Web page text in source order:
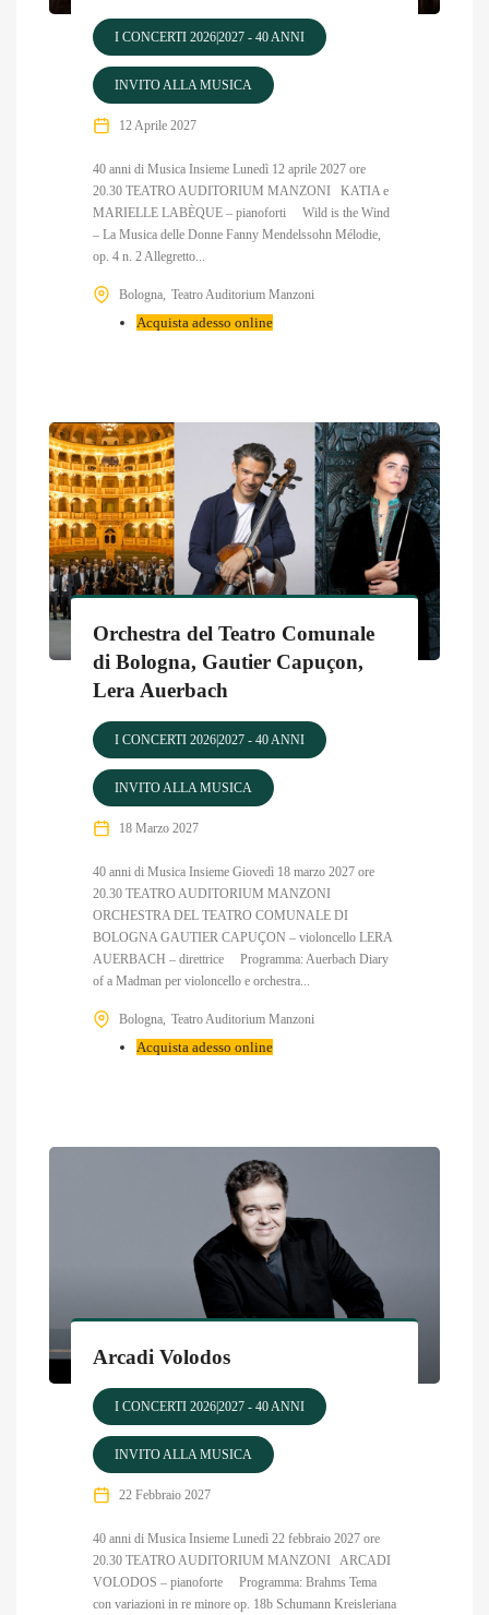
I CONCERTI 2026|2027 - 40 ANNI
INVITO ALLA MUSICA
12 Aprile 2027
40 anni di Musica Insieme Lunedì 12 aprile 2027 ore
20.30 TEATRO AUDITORIUM MANZONI KATIA e
MARIELLE LABÈQUE – pianoforti Wild is the Wind
– La Musica delle Donne Fanny Mendelssohn Mélodie,
op. 4 n. 2 Allegretto...
Bologna Teatro Auditorium Manzoni
Acquista adesso online
Orchestra del Teatro Comunale
di Bologna, Gautier Capuçon,
Lera Auerbach
I CONCERTI 2026|2027 - 40 ANNI
INVITO ALLA MUSICA
18 Marzo 2027
40 anni di Musica Insieme Giovedì 18 marzo 2027 ore
20.30 TEATRO AUDITORIUM MANZONI
ORCHESTRA DEL TEATRO COMUNALE DI
BOLOGNA GAUTIER CAPUÇON – violoncello LERA
AUERBACH – direttrice Programma: Auerbach Diary
of a Madman per violoncello e orchestra...
Bologna Teatro Auditorium Manzoni
Acquista adesso online
Arcadi Volodos
I CONCERTI 2026|2027 - 40 ANNI
INVITO ALLA MUSICA
22 Febbraio 2027
40 anni di Musica Insieme Lunedì 22 febbraio 2027 ore
20.30 TEATRO AUDITORIUM MANZONI ARCADI
VOLODOS – pianoforte Programma: Brahms Tema
con variazioni in re minore op. 18b Schumann Kreisleriana